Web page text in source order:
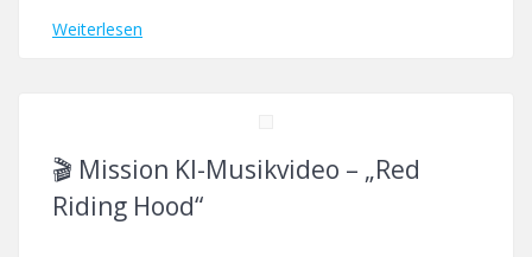
Weiterlesen
🎬 Mission KI-Musikvideo – „Red
Riding Hood“